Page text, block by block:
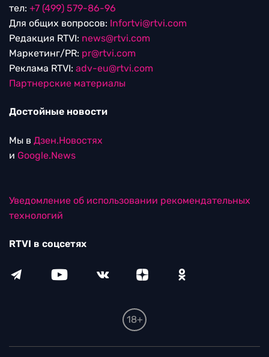
тел: +7 (499) 579-86-96
Для общих вопросов: Infortvi@rtvi.com
Редакция RTVI: news@rtvi.com
Маркетинг/PR: pr@rtvi.com
Реклама RTVI: adv-eu@rtvi.com
Партнерские материалы
Достойные новости
Мы в Дзен.Новостях
и Google.News
Уведомление об использовании рекомендательных
технологий
RTVI в соцсетях
18+